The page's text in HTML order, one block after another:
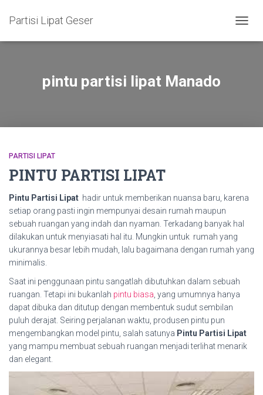
Partisi Lipat Geser
pintu partisi lipat Manado
PARTISI LIPAT
PINTU PARTISI LIPAT
Pintu Partisi Lipat hadir untuk memberikan nuansa baru, karena
setiap orang pasti ingin mempunyai desain rumah maupun
sebuah ruangan yang indah dan nyaman. Terkadang banyak hal
dilakukan untuk menyiasati hal itu. Mungkin untuk rumah yang
ukurannya besar lebih mudah, lalu bagaimana dengan rumah yang
minimalis.
Saat ini penggunaan pintu sangatlah dibutuhkan dalam sebuah
ruangan. Tetapi ini bukanlah pintu biasa , yang umumnya hanya
dapat dibuka dan ditutup dengan membentuk sudut sembilan
puluh derajat. Seiring perjalanan waktu, produsen pintu pun
mengembangkan model pintu, salah satunya Pintu Partisi Lipat
yang mampu membuat sebuah ruangan menjadi terlihat menarik
dan elegant.